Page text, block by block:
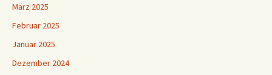
März 2025
Februar 2025
Januar 2025
Dezember 2024